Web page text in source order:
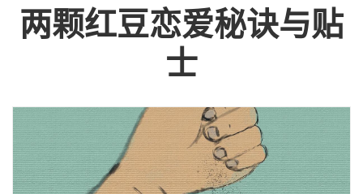
两颗红豆恋爱秘诀与贴
士